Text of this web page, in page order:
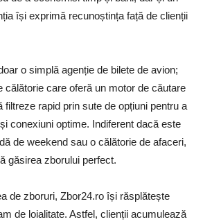
își exprimă recunoștința față de clienții
o simplă agenție de bilete de avion;
călătorie care oferă un motor de căutare
filtreze rapid prin sute de opțiuni pentru a
și conexiuni optime. Indiferent dacă este
de weekend sau o călătorie de afaceri,
găsirea zborului perfect.
de zboruri, Zbor24.ro își răsplătește
de loialitate. Astfel, clienții acumulează